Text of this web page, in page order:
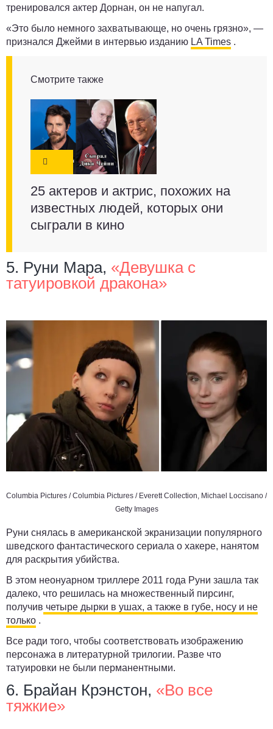
тренировался актер Дорнан, он не напугал.
«Это было немного захватывающе, но очень грязно», —
признался Джейми в интервью изданию LA Times .
Смотрите также
25 актеров и актрис, похожих на
известных людей, которых они
сыграли в кино
5. Руни Мара, «Девушка с
татуировкой дракона»
Columbia Pictures / Columbia Pictures / Everett Collection, Michael Loccisano /
Getty Images
Руни снялась в американской экранизации популярного
шведского фантастического сериала о хакере, нанятом
для раскрытия убийства.
В этом неонуарном триллере 2011 года Руни зашла так
далеко, что решилась на множественный пирсинг,
получив четыре дырки в ушах, а также в губе, носу и не
только .
Все ради того, чтобы соответствовать изображению
персонажа в литературной трилогии. Разве что
татуировки не были перманентными.
6. Брайан Крэнстон, «Во все
тяжкие»